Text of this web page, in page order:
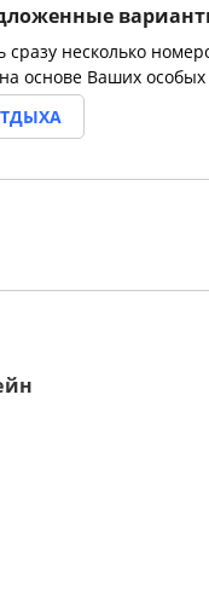
сразу несколько
основе Ваших